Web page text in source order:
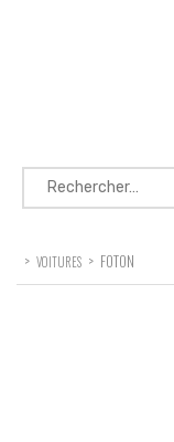
Rechercher :
> VOITURES > FOTON